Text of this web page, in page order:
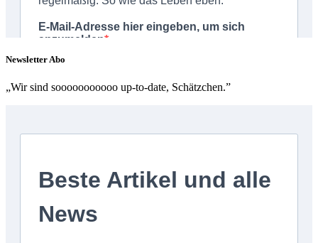
Newsletter Abo
„Wir sind sooooooooooo up-to-date, Schätzchen.”